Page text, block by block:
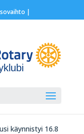
|
käynnistyi 16.8